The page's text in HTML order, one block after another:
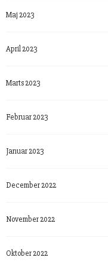
Maj 2023
April 2023
Marts 2023
Februar 2023
Januar 2023
December 2022
November 2022
Oktober 2022